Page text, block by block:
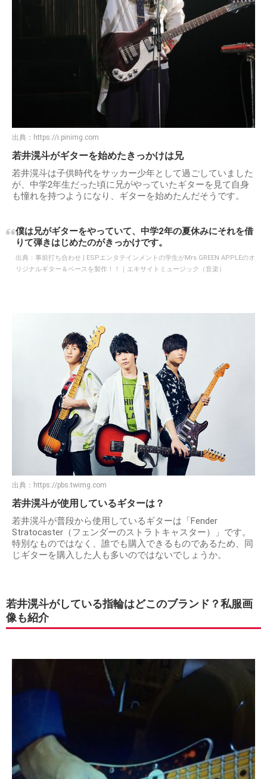
出典： https://i.pinimg.com
若井滉斗がギターを始めたきっかけは兄
若井滉斗は子供時代をサッカー少年として過ごしていました
が、中学2年生だった頃に兄がやっていたギターを見て自身
も憧れを持つようになり、ギターを始めたんだそうです。
僕は兄がギターをやっていて、中学2年の夏休みにそれを借
りて弾きはじめたのがきっかけです。
出典： 事前打ち合わせ | ESPエンタテインメントの学生がMrs.GREEN APPLEのオ
リジナルギター＆ベースを製作！！｜エキサイトミュージック（音楽）
出典： https://pbs.twimg.com
若井滉斗が使用しているギターは？
若井滉斗が普段から使用しているギターは「Fender
Stratocaster（フェンダーのストラトキャスター）」です。
特別なものではなく、誰でも購入できるものであるため、同
じギターを購入した人も多いのではないでしょうか。
若井滉斗がしている指輪はどこのブランド？私服画
像も紹介